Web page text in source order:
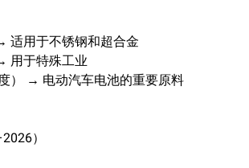
适用于不锈钢和超合金
用于特殊工业
） → 电动汽车电池的重要原料
）